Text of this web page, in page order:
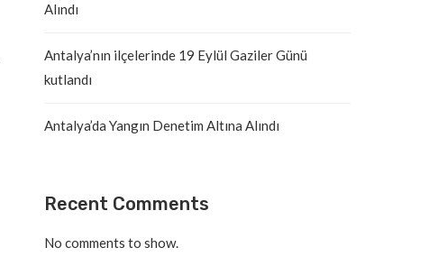
Alındı
Antalya’nın ilçelerinde 19 Eylül Gaziler Günü
kutlandı
Antalya’da Yangın Denetim Altına Alındı
Recent Comments
No comments to show.